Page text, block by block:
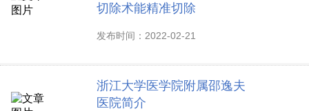
切除术能精准切除
发布时间：2022-02-21
浙江大学医学院附属邵逸夫
医院简介